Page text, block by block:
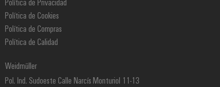
Política de Cookies
Política de Compras
Política de Calidad
Weidmüller
Pol. Ind. Sudoeste Calle Narcís Monturiol 11-13